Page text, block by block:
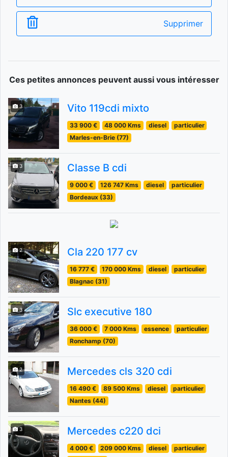
Supprimer
Ces petites annonces peuvent aussi vous intéresser
3 Vito 119cdi mixto
33 900 € 48 000 Kms diesel
particulier
Marles-en-Brie (77)
3 Classe B cdi
9 000 € 126 747 Kms diesel
particulier
Bordeaux (33)
2 Cla 220 177 cv
16 777 € 170 000 Kms diesel
particulier
Blagnac (31)
3 Slc executive 180
36 000 € 7 000 Kms essence
particulier
Ronchamp (70)
2 Mercedes cls 320 cdi
16 490 € 89 500 Kms diesel
particulier
Nantes (44)
3 Mercedes c220 dci
4 000 € 209 000 Kms diesel
particulier